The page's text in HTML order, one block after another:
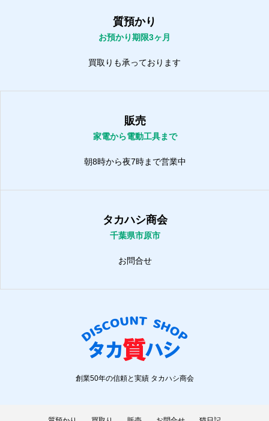
質預かり
お預かり期限3ヶ月
買取りも承っております
販売
家電から電動工具まで
朝8時から夜7時まで営業中
タカハシ商会
千葉県市原市
お問合せ
創業50年の信頼と実績 タカハシ商会